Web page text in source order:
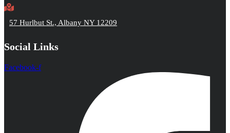
57 Hurlbut St., Albany NY 12209
Social Links
Facebook-f